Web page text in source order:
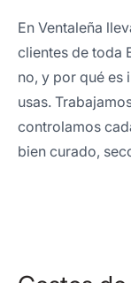
En Ventaleña
clientes de toda
no, y por qué es
usas.
controlamos
bien curado,